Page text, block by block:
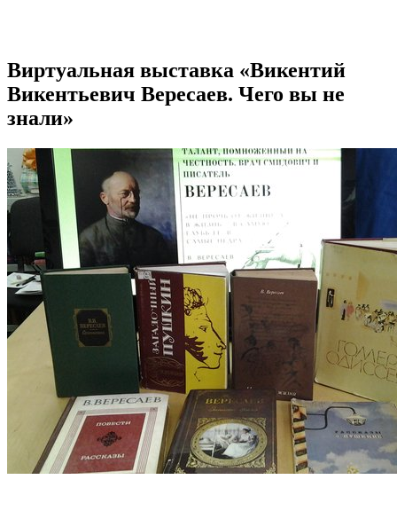
Виртуальная выставка «Викентий
Викентьевич Вересаев. Чего вы не
знали»